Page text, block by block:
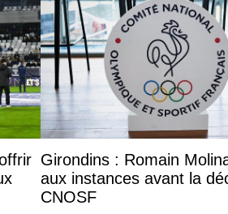
Girondins : Romain
aux instances avant la
CNOSF